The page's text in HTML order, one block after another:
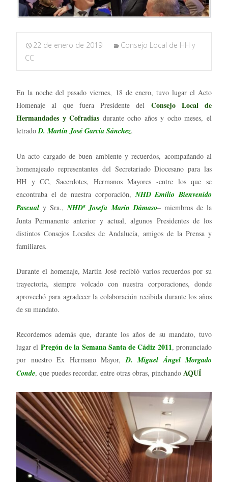
22 de enero de 2019
Consejo Local de HH y
CC
En la noche del pasado viernes, 18 de enero, tuvo lugar el Acto
Homenaje al que fuera Presidente del Consejo Local de
Hermandades y Cofradías durante ocho años y ocho meses, el
letradoD. Martín José García Sánchez.
Un acto cargado de buen ambiente y recuerdos, acompañando al
homenajeado representantes del Secretariado Diocesano para las
HH y CC, Sacerdotes, Hermanos Mayores -entre los que se
encontraba el de nuestra corporación,NHD Emilio Bienvenido
Pascual y Sra.,NHDª Josefa Marín Dámaso– miembros de la
Junta Permanente anterior y actual, algunos Presidentes de los
distintos Consejos Locales de Andalucía, amigos de la Prensa y
familiares.
Durante el homenaje, Martín José recibió varios recuerdos por su
trayectoria, siempre volcado con nuestra corporaciones, donde
aprovechó para agradecer la colaboración recibida durante los años
de su mandato.
Recordemos además que, durante los años de su mandato, tuvo
lugar el Pregón de la Semana Santa de Cádiz 2011, pronunciado
por nuestro Ex Hermano Mayor,D. Miguel Ángel Morgado
Conde, que puedes recordar, entre otras obras, pinchando AQUÍ